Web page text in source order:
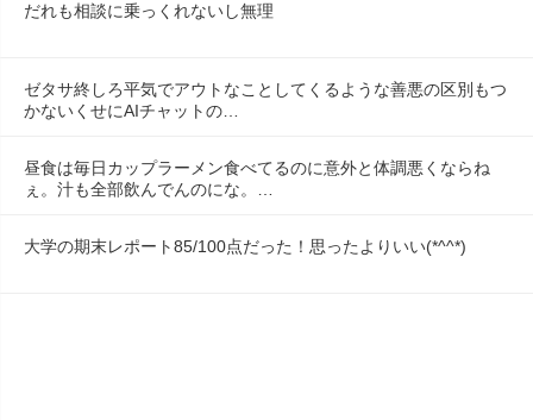
だれも相談に乗っくれないし無理
ゼタサ終しろ平気でアウトなことしてくるような善悪の区別もつ
かないくせにAIチャットの…
昼食は毎日カップラーメン食べてるのに意外と体調悪くならね
ぇ。汁も全部飲んでんのにな。…
大学の期末レポート85/100点だった！思ったよりいい(*^^*)